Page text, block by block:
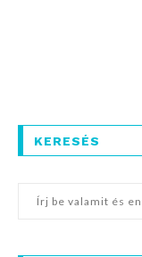
KERESÉS